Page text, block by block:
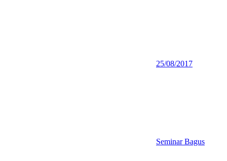
25/08/2017
Seminar Bagus